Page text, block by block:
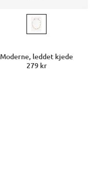
Moderne, leddet kjede
279 kr